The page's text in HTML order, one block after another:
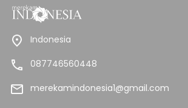
Indonesia
087746560448
merekamindonesia1@gmail.com